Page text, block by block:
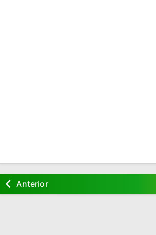
Anterior